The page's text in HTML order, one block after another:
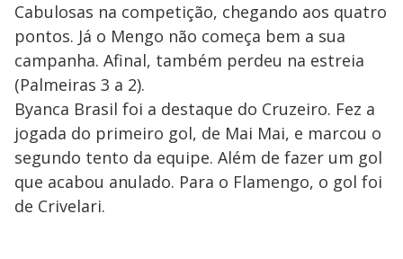
Cabulosas na competição, chegando aos quatro
pontos. Já o Mengo não começa bem a sua
campanha. Afinal, também perdeu na estreia
(Palmeiras 3 a 2).
Byanca Brasil foi a destaque do Cruzeiro. Fez a
jogada do primeiro gol, de Mai Mai, e marcou o
segundo tento da equipe. Além de fazer um gol
que acabou anulado. Para o Flamengo, o gol foi
de Crivelari.